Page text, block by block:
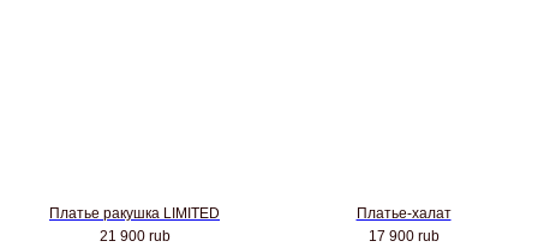
Платье ракушка LIMITED
21 900 rub
Платье-халат
17 900 rub